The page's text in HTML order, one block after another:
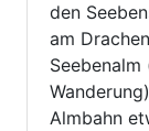
den
am
Almbahn